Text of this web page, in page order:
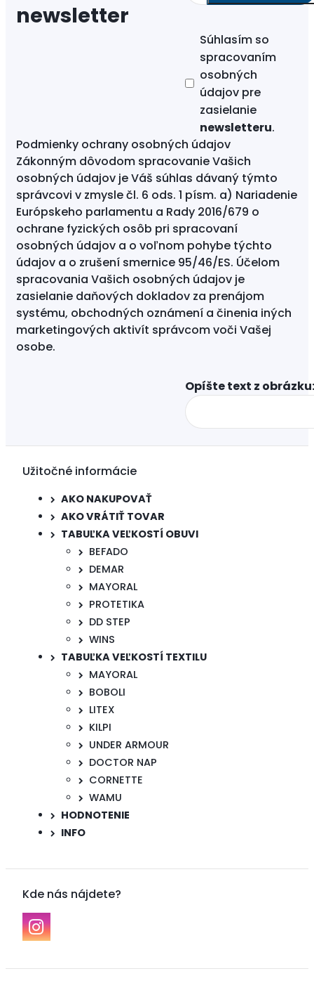
newsletter
Súhlasím so
spracovaním
osobných
údajov pre
zasielanie
newsletteru.
Podmienky ochrany osobných údajov
Zákonným dôvodom spracovanie Vašich
osobných údajov je Váš súhlas dávaný týmto
správcovi v zmysle čl. 6 ods. 1 písm. a) Nariadenie
Európskeho parlamentu a Rady 2016/679 o
ochrane fyzických osôb pri spracovaní
osobných údajov a o voľnom pohybe týchto
údajov a o zrušení smernice 95/46/ES. Účelom
spracovania Vašich osobných údajov je
zasielanie daňových dokladov za prenájom
systému, obchodných oznámení a činenia iných
marketingových aktivít správcom voči Vašej
osobe.
Opíšte text z
Užitočné informácie
AKO NAKUPOVAŤ
AKO VRÁTIŤ TOVAR
TABUĽKA VEĽKOSTÍ OBUVI
BEFADO
DEMAR
MAYORAL
PROTETIKA
DD STEP
WINS
TABUĽKA VEĽKOSTÍ TEXTILU
MAYORAL
BOBOLI
LITEX
KILPI
UNDER ARMOUR
DOCTOR NAP
CORNETTE
WAMU
HODNOTENIE
INFO
Kde nás nájdete?